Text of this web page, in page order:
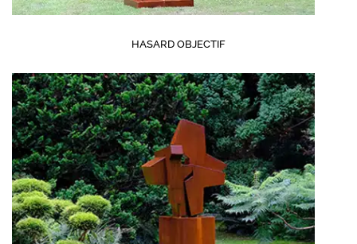
HASARD OBJECTIF